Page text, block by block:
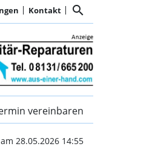
Kontakt search
Platz 1 |
vereinbaren
28.05.2026 14:55